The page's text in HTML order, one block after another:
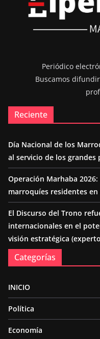
Periódico
Buscamos
Reciente
Día Nacional de los
al servicio de los grandes
Operación Marhaba
marroquíes residentes
El Discurso del Trono
internacionales en el
visión estratégica
Categorías
INICIO
Política
Economía